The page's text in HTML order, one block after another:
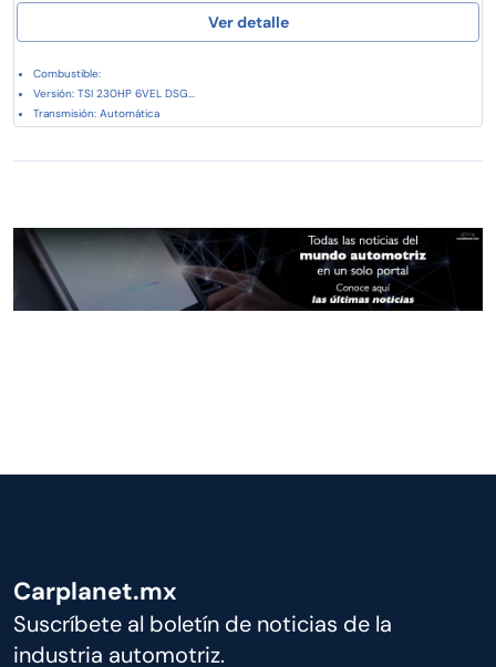
Ver detalle
Combustible:
Versión: TSI 230HP 6VEL DSG...
Transmisión: Automática
Carplanet.mx
Suscríbete al boletín de noticias de la
industria automotriz.